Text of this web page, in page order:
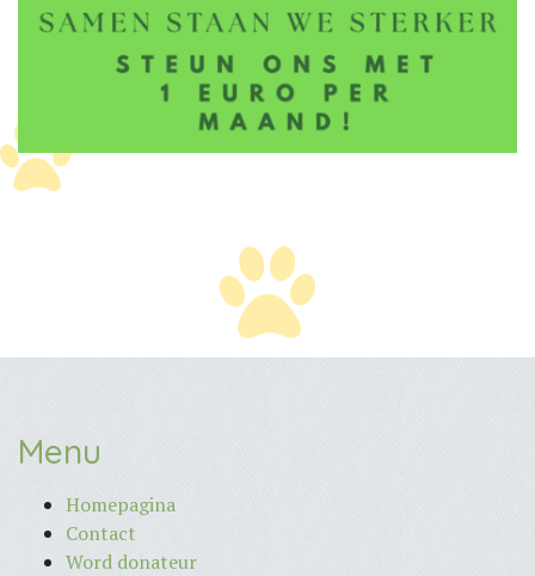
Menu
Homepagina
Contact
Word donateur